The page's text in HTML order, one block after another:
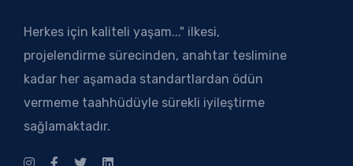
Herkes için kaliteli yaşam..." ilkesi,
projelendirme sürecinden, anahtar teslimine
kadar her aşamada standartlardan ödün
vermeme taahhüdüyle sürekli iyileştirme
sağlamaktadır.